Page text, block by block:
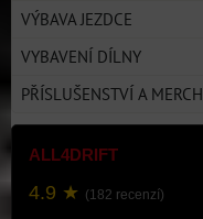
VÝBAVA JEZDCE
VYBAVENÍ DÍLNY
PŘÍSLUŠENSTVÍ A MERCH
ALL4DRIFT
4.9 ★ (182 recenzí)